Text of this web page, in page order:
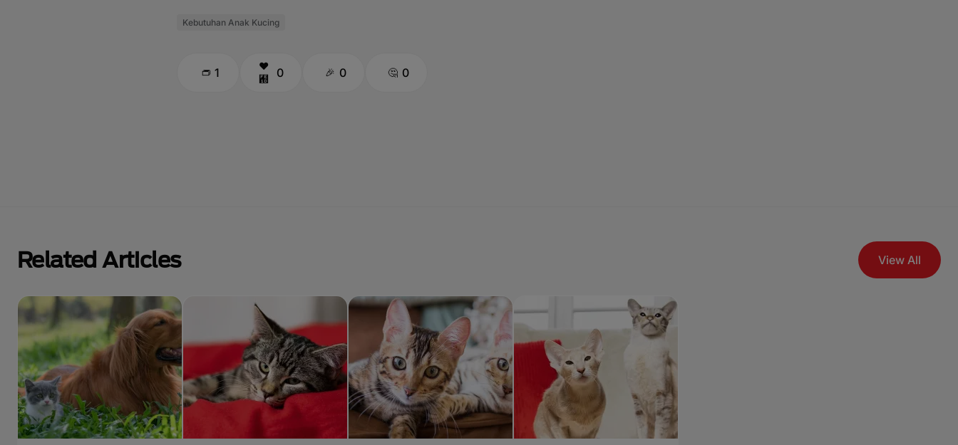
Kebutuhan Anak Kucing
1 0 0 0
Related Articles View All